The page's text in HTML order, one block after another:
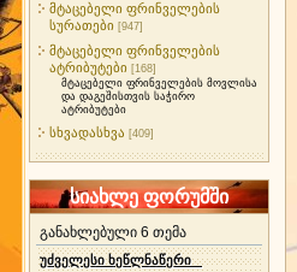
მტაცებელი ფრინველების
სურათები [947]
მტაცებელი ფრინველების
ატრიბუტები [168]
მტაცებელი ფრინველების მოვლისა
და დაგეშისთვის საჭირო
ატრიბუტები
სხვადასხვა [409]
სიახლე ფორუმში
განახლებული 6 თემა
უძველესი ხეწლნაწერი